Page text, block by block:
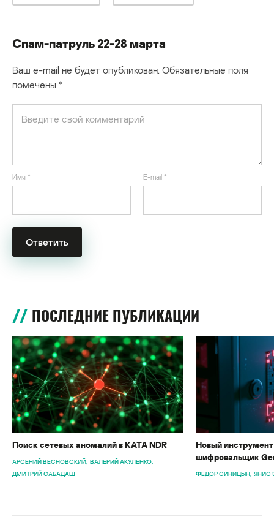
Спам-патруль 22-28 марта
Ваш e-mail не будет опубликован. Обязательные поля
помечены *
Имя * E-mail *
ПОСЛЕДНИЕ ПУБЛИКАЦИИ
Поиск сетевых аномалий в KATA NDR
АРСЕНИЙ ВЕСНОВСКИЙ ВАЛЕРИЙ АКУЛЕНКО
ДМИТРИЙ САБАДАШ
Новый
шифровальщик
ФЕДОР СИНИЦЫН ЯНИС